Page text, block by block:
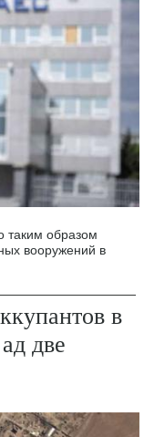
таким образом
вооружений в
в
две